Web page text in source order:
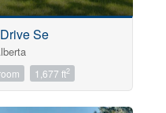
Se
1,677 ft2